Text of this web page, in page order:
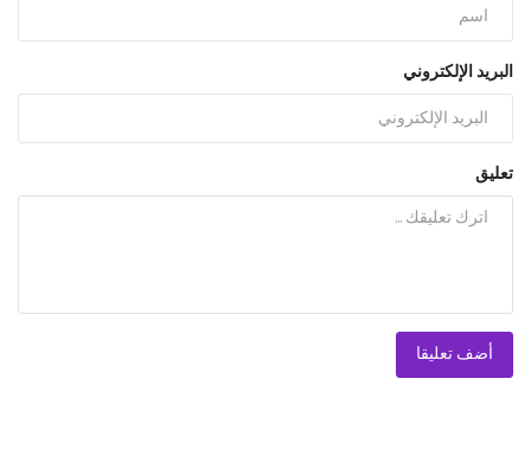
البريد الإلكتروني
تعليق
أضف تعليقا